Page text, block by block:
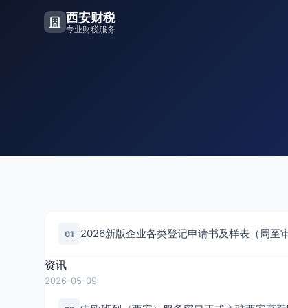
西安财税
专业财税服务
01 2026新版企业各类登记申请书及样表（周至
资讯
2026-05-09